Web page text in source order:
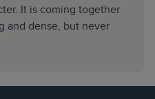
It is coming together
and dense, but never